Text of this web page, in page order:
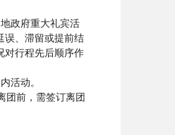
政府重大礼宾活
误、滞留或提前结
对行程先后顺序作
活动。
团前，需签订离团